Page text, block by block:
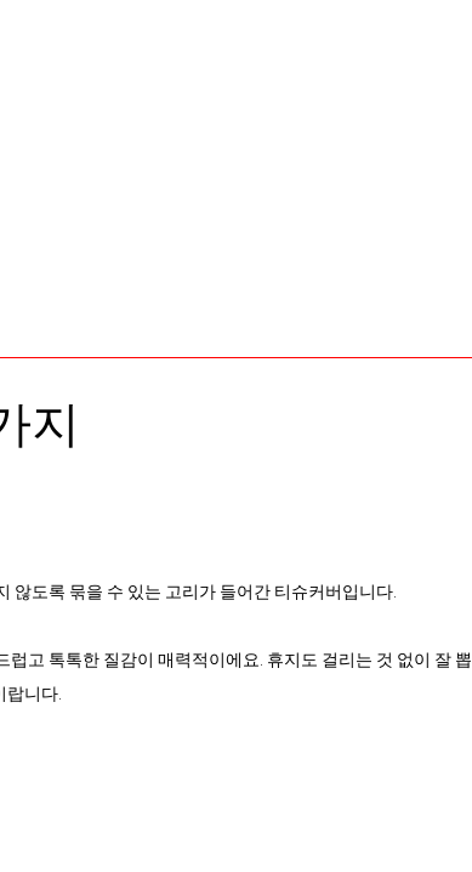
지
않도록 묶을 수 있는 고리가 들어간 티슈커버입니다.
고 톡톡한 질감이 매력적이에요. 휴지도 걸리는 것 없이 잘 뽑
랍니다.